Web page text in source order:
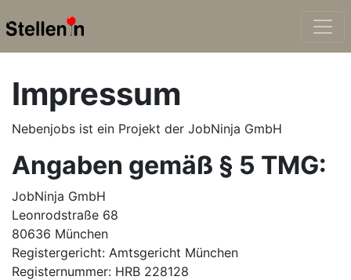
Impressum
Nebenjobs ist ein Projekt der JobNinja GmbH
Angaben gemäß § 5 TMG:
JobNinja GmbH
Leonrodstraße 68
80636 München
Registergericht: Amtsgericht München
Registernummer: HRB 228128